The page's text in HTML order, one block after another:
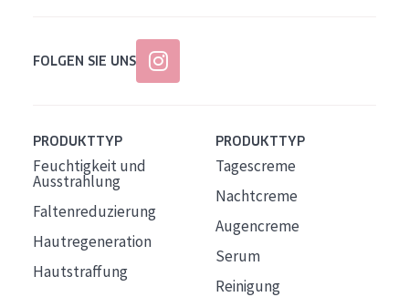
FOLGEN SIE UNS
PRODUKTTYP
Feuchtigkeit und
Ausstrahlung
Faltenreduzierung
Hautregeneration
Hautstraffung
PRODUKTTYP
Tagescreme
Nachtcreme
Augencreme
Serum
Reinigung